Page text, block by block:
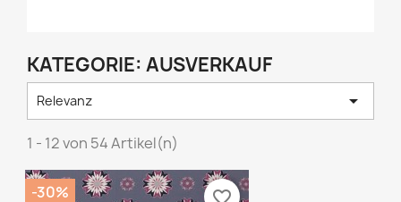
KATEGORIE: AUSVERKAUF
Relevanz 
1 - 12 von 54 Artikel(n)
-30% favorite_border